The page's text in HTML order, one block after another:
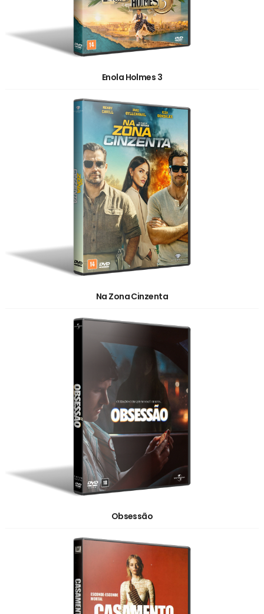
Enola Holmes 3
Na Zona Cinzenta
Obsessão